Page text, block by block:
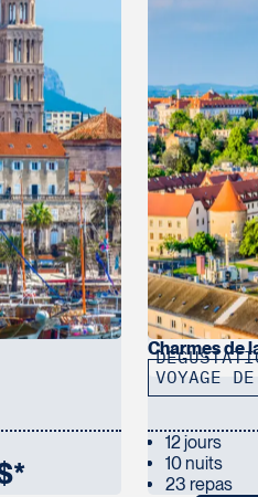
les voyageurs de moins de
pouvoir entrer dans l’un des
sera approuvée, celle-ci pourra
entrer en vigueur en
programme ETIAS, consultez
Charmes de
VOYAGE
12 jours
10 nuits
23 repas